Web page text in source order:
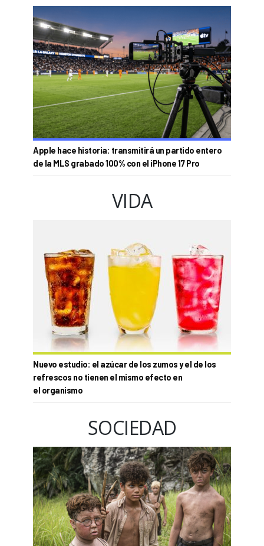
Apple hace historia: transmitirá un partido entero
de la MLS grabado 100% con el iPhone 17 Pro
VIDA
Nuevo estudio: el azúcar de los zumos y el de los
refrescos no tienen el mismo efecto en
el organismo
SOCIEDAD